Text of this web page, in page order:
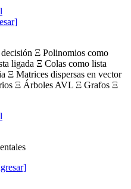
Ξ Polinomios como
ligada Ξ Colas como lista
Ξ Matrices dispersas en vector
Ξ Árboles AVL Ξ Grafos Ξ